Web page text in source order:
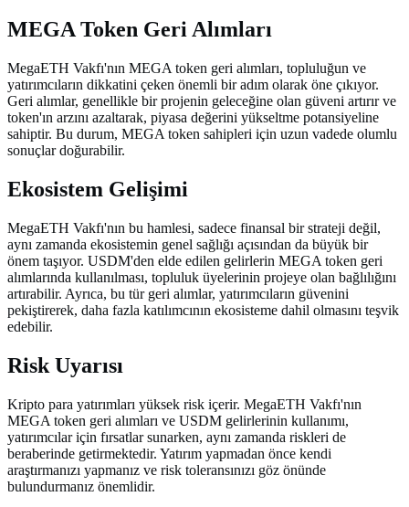
MEGA Token Geri Alımları
MegaETH Vakfı'nın MEGA token geri alımları, topluluğun ve
yatırımcıların dikkatini çeken önemli bir adım olarak öne çıkıyor.
Geri alımlar, genellikle bir projenin geleceğine olan güveni artırır ve
token'ın arzını azaltarak, piyasa değerini yükseltme potansiyeline
sahiptir. Bu durum, MEGA token sahipleri için uzun vadede olumlu
sonuçlar doğurabilir.
Ekosistem Gelişimi
MegaETH Vakfı'nın bu hamlesi, sadece finansal bir strateji değil,
aynı zamanda ekosistemin genel sağlığı açısından da büyük bir
önem taşıyor. USDM'den elde edilen gelirlerin MEGA token geri
alımlarında kullanılması, topluluk üyelerinin projeye olan bağlılığını
artırabilir. Ayrıca, bu tür geri alımlar, yatırımcıların güvenini
pekiştirerek, daha fazla katılımcının ekosisteme dahil olmasını teşvik
edebilir.
Risk Uyarısı
Kripto para yatırımları yüksek risk içerir. MegaETH Vakfı'nın
MEGA token geri alımları ve USDM gelirlerinin kullanımı,
yatırımcılar için fırsatlar sunarken, aynı zamanda riskleri de
beraberinde getirmektedir. Yatırım yapmadan önce kendi
araştırmanızı yapmanız ve risk toleransınızı göz önünde
bulundurmanız önemlidir.